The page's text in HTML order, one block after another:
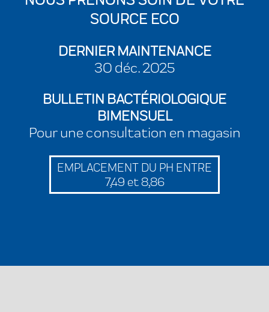
SOURCE ECO
DERNIER MAINTENANCE
30 déc. 2025
BULLETIN BACTÉRIOLOGIQUE
BIMENSUEL
Pour une consultation en magasin
EMPLACEMENT DU PH ENTRE
7,49 et 8,86